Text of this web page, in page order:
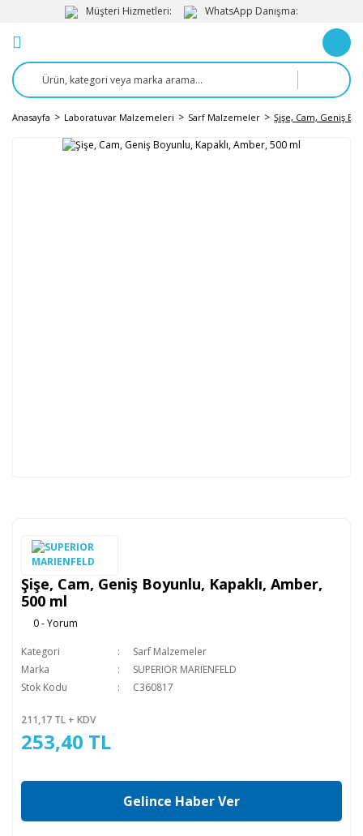
Müşteri Hizmetleri: WhatsApp Danışma:
Anasayfa Laboratuvar Malzemeleri Sarf Malzemeler Şişe, Cam, Geniş
Şişe, Cam, Geniş Boyunlu, Kapaklı, Amber,
500 ml
0 - Yorum
Kategori
Sarf Malzemeler
Marka
SUPERIOR MARIENFELD
Stok Kodu
C360817
211,17 TL + KDV
253,40 TL
Gelince Haber Ver